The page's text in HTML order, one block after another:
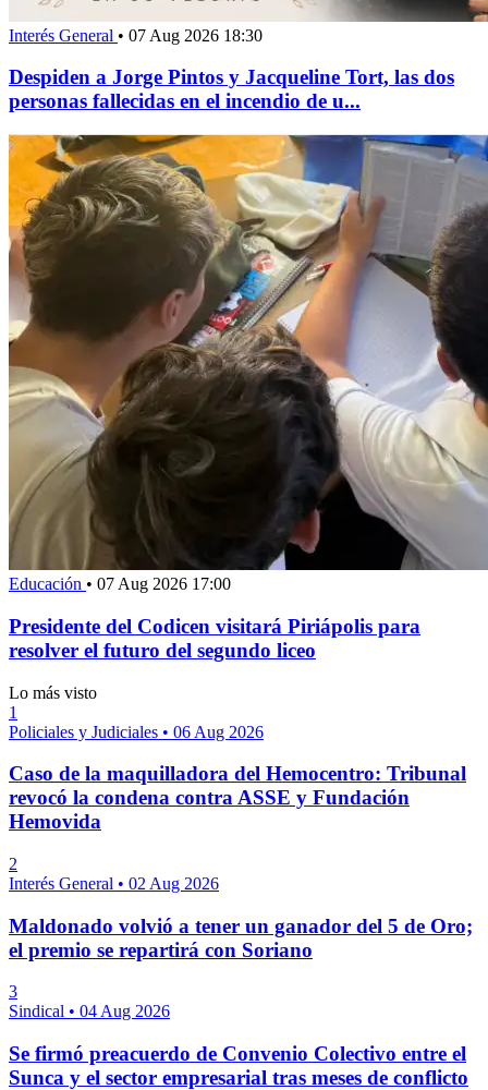
Interés General • 07 Aug 2026 18:30
Despiden a Jorge Pintos y Jacqueline Tort, las dos
personas fallecidas en el incendio de u...
Educación • 07 Aug 2026 17:00
Presidente del Codicen visitará Piriápolis para
resolver el futuro del segundo liceo
Lo más visto
1
Policiales y Judiciales • 06 Aug 2026
Caso de la maquilladora del Hemocentro: Tribunal
revocó la condena contra ASSE y Fundación
Hemovida
2
Interés General • 02 Aug 2026
Maldonado volvió a tener un ganador del 5 de Oro;
el premio se repartirá con Soriano
3
Sindical • 04 Aug 2026
Se firmó preacuerdo de Convenio Colectivo entre el
Sunca y el sector empresarial tras meses de conflicto